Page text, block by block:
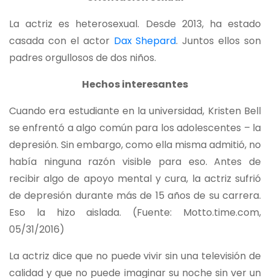
La actriz es heterosexual. Desde 2013, ha estado
casada con el actor Dax Shepard. Juntos ellos son
padres orgullosos de dos niños.
Hechos interesantes
Cuando era estudiante en la universidad, Kristen Bell
se enfrentó a algo común para los adolescentes – la
depresión. Sin embargo, como ella misma admitió, no
había ninguna razón visible para eso. Antes de
recibir algo de apoyo mental y cura, la actriz sufrió
de depresión durante más de 15 años de su carrera.
Eso la hizo aislada. (Fuente: Motto.time.com,
05/31/2016)
La actriz dice que no puede vivir sin una televisión de
calidad y que no puede imaginar su noche sin ver un